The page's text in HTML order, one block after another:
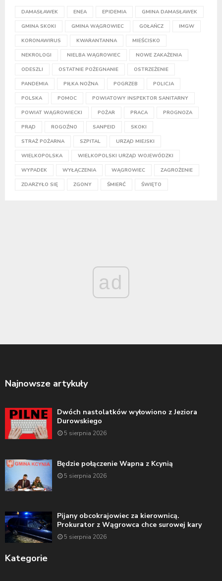
DAMASŁAWEK ENEA EPIDEMIA GMINA DAMASŁAWEK
GMINA SKOKI GMINA WĄGROWIEC GOŁAŃCZ IMGW
KORONAWIRUS KWARANTANNA MIEŚCISKO
NEKROLOGI NIELBA WĄGROWIEC NOWE ZAKAŻENIA
ODESZLI OSTATNIE POŻEGNANIE OSTRZEŻENIE
PANDEMIA PIŁKA NOŻNA POGRZEB POLICJA
POLSKA POMOC POWIATOWY INSPEKTOR SANITARNY
POWIAT WĄGROWIECKI POŻAR PRACA PROGNOZA
PRĄD ROGOŹNO SANPEID SKOKI
STRAŻ POŻARNA SZPITAL URZĄD MIEJSKI
WIELKOPOLSKA WIELKOPOLSKI URZĄD WOJEWÓDZKI
WYPADEK WYŁĄCZENIA WĄGROWIEC ZAGROŻENIE
ZDARZYŁO SIĘ ZGONY ŚMIERĆ ŚWIĘTO
ad
Najnowsze artykuły
Dwóch nastolatków wyłowiono z Jeziora
Durowskiego
5 sierpnia 2026
Będzie połączenie Wapna z Kcynią
5 sierpnia 2026
Pijany obcokrajowiec za kierownicą.
Prokurator z Wągrowca chce surowej kary
5 sierpnia 2026
Kategorie